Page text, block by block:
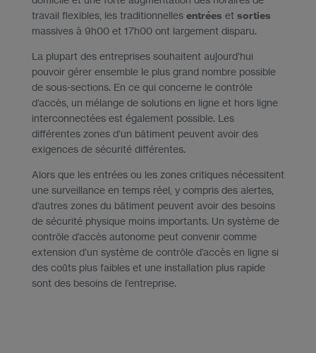
travail flexibles, les traditionnelles entrées et sorties
massives à 9h00 et 17h00 ont largement disparu.
La plupart des entreprises souhaitent aujourd’hui
pouvoir gérer ensemble le plus grand nombre possible
de sous-sections. En ce qui concerne le contrôle
d’accès, un mélange de solutions en ligne et hors ligne
interconnectées est également possible. Les
différentes zones d’un bâtiment peuvent avoir des
exigences de sécurité différentes.
Alors que les entrées ou les zones critiques nécessitent
une surveillance en temps réel, y compris des alertes,
d’autres zones du bâtiment peuvent avoir des besoins
de sécurité physique moins importants. Un système de
contrôle d’accès autonome peut convenir comme
extension d’un système de contrôle d’accès en ligne si
des coûts plus faibles et une installation plus rapide
sont des besoins de l’entreprise.